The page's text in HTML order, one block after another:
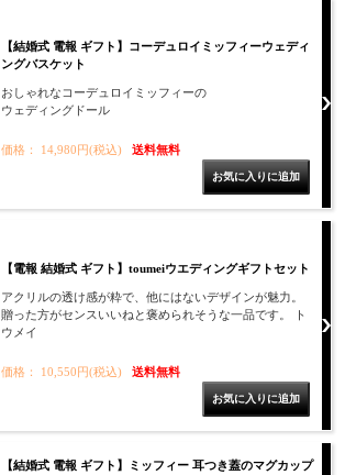
【結婚式 電報 ギフト】コーデュロイミッフィーウェディ
ングバスケット
おしゃれなコーデュロイミッフィーの
ウェディングドール
価格： 14,980円(税込) 送料無料
【電報 結婚式 ギフト】toumeiウエディングギフトセット
アクリルの透け感が粋で、他にはないデザインが魅力。
贈った方がセンスいいねと褒められそうな一品です。 ト
ウメイ
価格： 10,550円(税込) 送料無料
【結婚式 電報 ギフト】ミッフィー 耳つき蓋のマグカップ